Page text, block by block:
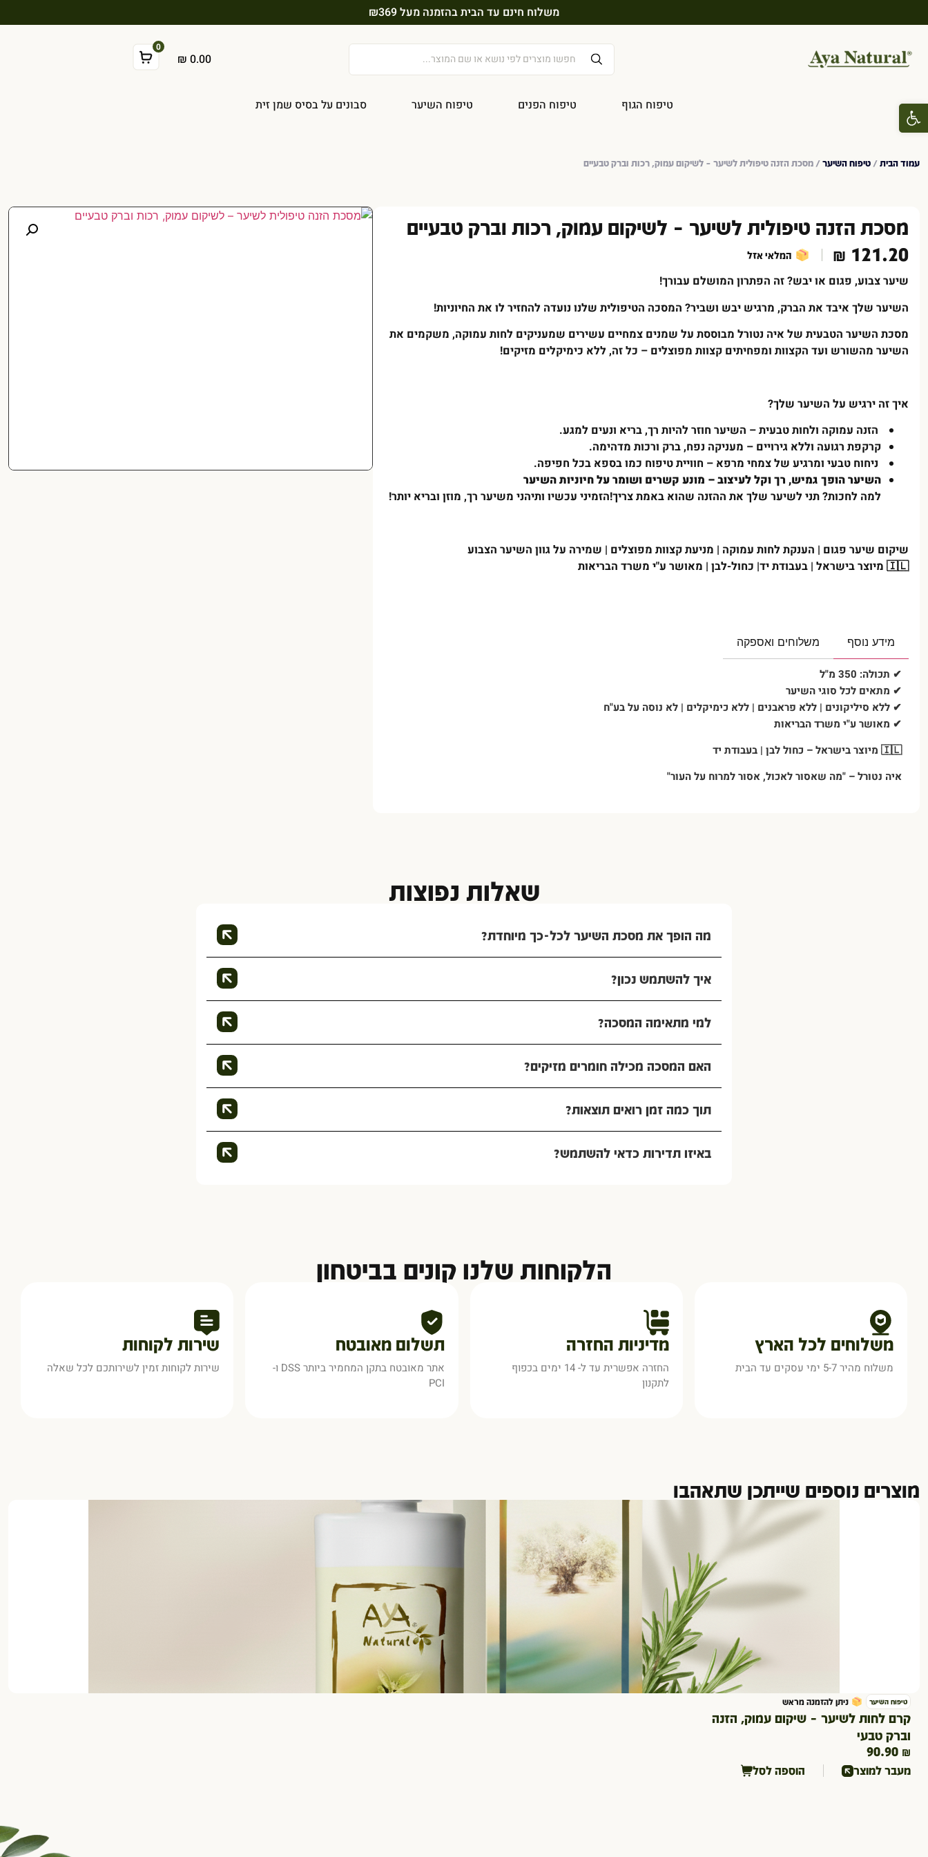
פתח סרגל נגישות
משלוח חינם עד הבית בהזמנה מעל ₪369
₪ 0.00
0
טיפוח הגוף טיפוח הפנים טיפוח השיער סבונים על בסיס שמן זית
עמוד הבית/ טיפוח השיער/ מסכת הזנה טיפולית לשיער – לשיקום עמוק, רכות וברק טבעיים
מסכת הזנה טיפולית לשיער – לשיקום עמוק, רכות וברק טבעיים
₪ 121.20 המלאי אזל
שיער צבוע, פגום או יבש? זה הפתרון המושלם עבורך!
השיער שלך איבד את הברק, מרגיש יבש ושביר? המסכה הטיפולית שלנו נועדה להחזיר לו את החיוניות!
מסכת השיער הטבעית של איה נטורל מבוססת על שמנים צמחיים עשירים שמעניקים לחות עמוקה, משקמים את
השיער מהשורש ועד הקצוות ומפחיתים קצוות מפוצלים – כל זה, ללא כימיקלים מזיקים!
איך זה ירגיש על השיער שלך?
הזנה עמוקה ולחות טבעית – השיער חוזר להיות רך, בריא ונעים למגע.
קרקפת רגועה וללא גירויים – מעניקה נפח, ברק ורכות מדהימה.
ניחוח טבעי ומרגיע של צמחי מרפא – חוויית טיפוח כמו בספא בכל חפיפה.
השיער הופך גמיש, רך וקל לעיצוב – מונע קשרים ושומר על חיוניות השיער
למה לחכות? תני לשיער שלך את ההזנה שהוא באמת צריך!הזמיני עכשיו ותיהני משיער רך, מוזן ובריא יותר!
שיקום שיער פגום | הענקת לחות עמוקה | מניעת קצוות מפוצלים | שמירה על גוון השיער הצבוע
🇮🇱 מיוצר בישראל | בעבודת יד| כחול-לבן | מאושר ע"י משרד הבריאות
מידע נוסף משלוחים ואספקה
✔ תכולה: 350
מ"ל
✔ מתאים לכל סוגי השיער
✔ ללא סיליקונים | ללא פראבנים | ללא כימיקלים | לא נוסה על בע"ח
✔ מאושר ע"י משרד הבריאות
🇮🇱 מיוצר בישראל – כחול לבן | בעבודת יד
איה נטורל – "מה שאסור לאכול, אסור למרוח על העור"
שאלות נפוצות
מה הופך את מסכת השיער לכל-כך מיוחדת?
איך להשתמש נכון?
למי מתאימה המסכה?
האם המסכה מכילה חומרים מזיקים?
תוך כמה זמן רואים תוצאות?
באיזו תדירות כדאי להשתמש?
הלקוחות שלנו קונים בביטחון
משלוחים לכל הארץ
משלוח מהיר 5-7 ימי עסקים עד הבית
מדיניות החזרה
החזרה אפשרית עד ל- 14 ימים בכפוף
לתקנון
תשלום מאובטח
אתר מאובטח בתקן המחמיר ביותר DSS ו-
PCI
שירות לקוחות
שירות לקוחות זמין לשירותכם לכל שאלה
מוצרים נוספים שייתכן שתאהבו
טיפוח השיער ניתן להזמנה מראש
קרם לחות לשיער – שיקום עמוק, הזנה
וברק טבעי
₪
מעבר למוצר הוספה לסל